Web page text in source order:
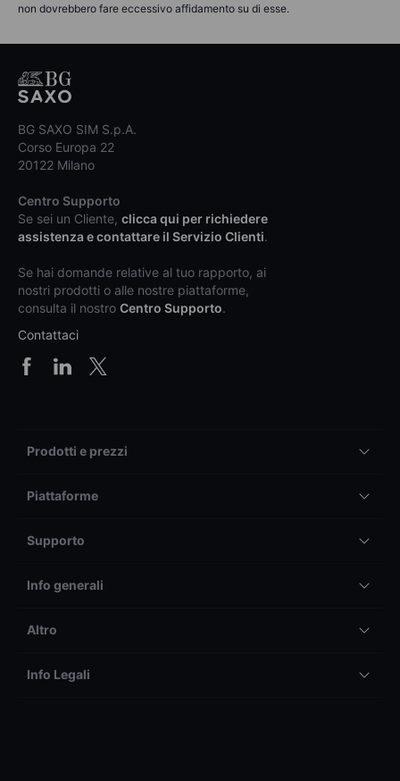
non dovrebbero fare eccessivo affidamento su di esse.
BG SAXO SIM S.p.A.
Corso Europa 22
20122 Milano
Centro Supporto
Se sei un Cliente, clicca qui per richiedere
assistenza e contattare il Servizio Clienti.
Se hai domande relative al tuo rapporto, ai
nostri prodotti o alle nostre piattaforme,
consulta il nostro Centro Supporto.
Contattaci
Prodotti e prezzi
Piattaforme
Supporto
Info generali
Altro
Info Legali